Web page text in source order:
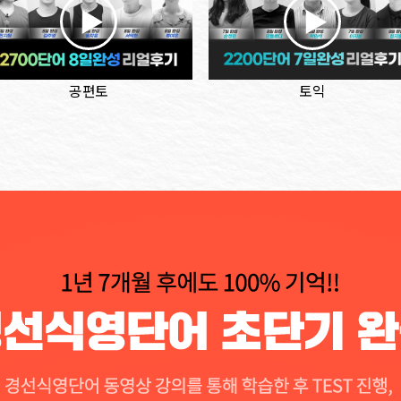
공편토 토익